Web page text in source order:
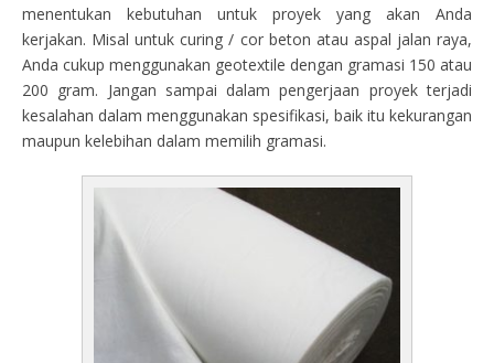
menentukan kebutuhan untuk proyek yang akan Anda
kerjakan. Misal untuk curing / cor beton atau aspal jalan raya,
Anda cukup menggunakan geotextile dengan gramasi 150 atau
200 gram. Jangan sampai dalam pengerjaan proyek terjadi
kesalahan dalam menggunakan spesifikasi, baik itu kekurangan
maupun kelebihan dalam memilih gramasi.